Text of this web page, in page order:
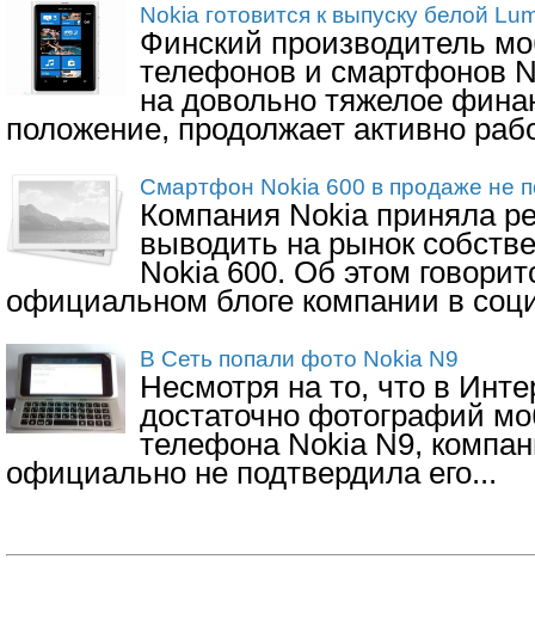
Nokia готовится к выпуску белой
Финский производитель
телефонов и смартфонов
на довольно тяжелое
положение, продолжает активно
Смартфон Nokia 600 в продаже не
Компания Nokia приняла
выводить на рынок
Nokia 600. Об этом
официальном блоге компании в
В Сеть попали фото Nokia N9
Несмотря на то, что в
достаточно фотографий
телефона Nokia N9,
официально не подтвердила его...